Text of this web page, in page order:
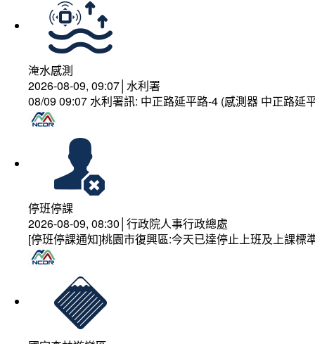
淹水感測
2026-08-09, 09:07│水利署
08/09 09:07 水利署訊: 中正路延平路-4 (感測器 中正路
停班停課
2026-08-09, 08:30│行政院人事行政總處
[停班停課通知]桃園市復興區:今天已達停止上班及上課